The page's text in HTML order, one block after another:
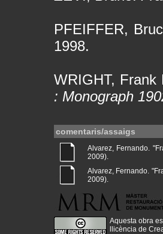
PFEIFFER,
1998.
WRIGHT,
: Monograph
comentaris/assaigs
Alvarez, Fernando.
2009).
Alvarez, Fernando.
2009).
Aquesta obra
llicència de